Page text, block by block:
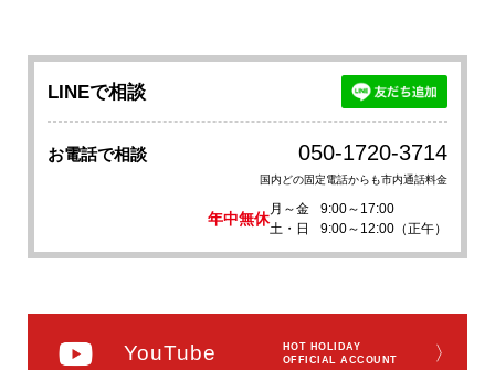
LINEで相談
お電話で相談 050-1720-3714
国内どの固定電話からも市内通話料金
年中無休
月～金
9:00～17:00
土・日
9:00～12:00（正午）
YouTube
HOT HOLIDAY
OFFICIAL ACCOUNT
〉